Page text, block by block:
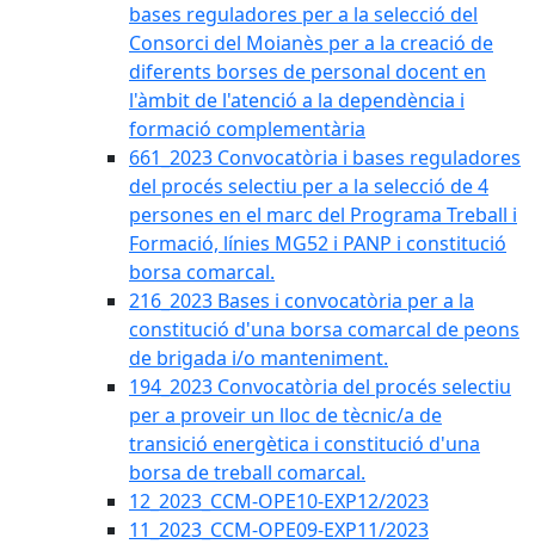
bases reguladores per a la selecció del
Consorci del Moianès per a la creació de
diferents borses de personal docent en
l'àmbit de l'atenció a la dependència i
formació complementària
661_2023 Convocatòria i bases reguladores
del procés selectiu per a la selecció de 4
persones en el marc del Programa Treball i
Formació, línies MG52 i PANP i constitució
borsa comarcal.
216_2023 Bases i convocatòria per a la
constitució d'una borsa comarcal de peons
de brigada i/o manteniment.
194_2023 Convocatòria del procés selectiu
per a proveir un lloc de tècnic/a de
transició energètica i constitució d'una
borsa de treball comarcal.
12_2023_CCM-OPE10-EXP12/2023
11_2023_CCM-OPE09-EXP11/2023